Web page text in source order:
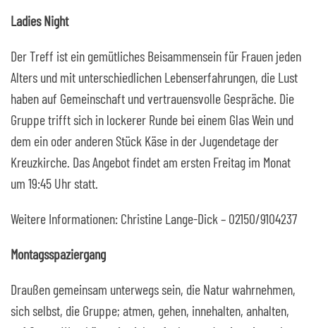
Ladies Night
Der Treff ist ein gemütliches Beisammensein für Frauen jeden
Alters und mit unterschiedlichen Lebenserfahrungen, die Lust
haben auf Gemeinschaft und vertrauensvolle Gespräche. Die
Gruppe trifft sich in lockerer Runde bei einem Glas Wein und
dem ein oder anderen Stück Käse in der Jugendetage der
Kreuzkirche. Das Angebot findet am ersten Freitag im Monat
um 19:45 Uhr statt.
Weitere Informationen: Christine Lange-Dick – 02150/9104237
Montagsspaziergang
Draußen gemeinsam unterwegs sein, die Natur wahrnehmen,
sich selbst, die Gruppe; atmen, gehen, innehalten, anhalten,